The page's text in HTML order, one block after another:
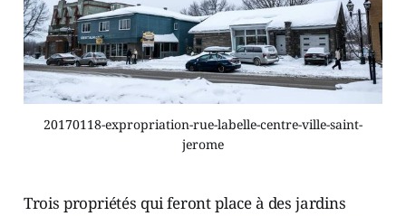
20170118-expropriation-rue-labelle-centre-ville-saint-
jerome
Trois propriétés qui feront place à des jardins